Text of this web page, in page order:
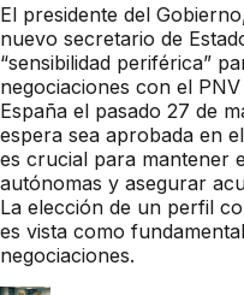
El presidente del
nuevo secretario de
“sensibilidad periférica”
negociaciones con el
España el pasado 27 de
espera sea aprobada en
es crucial para mantener
autónomas y asegurar
La elección de un perfil
es vista como
negociaciones.